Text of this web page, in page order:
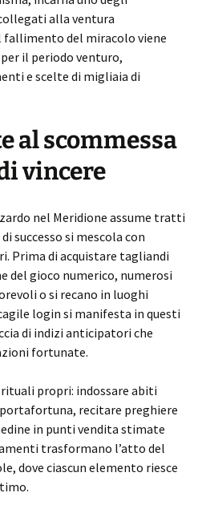
alla ventura
del miracolo viene
il periodo venturo,
e scelte di migliaia di
al scommessa
vincere
nel Meridione assume tratti
successo si mescola con
Prima di acquistare tagliandi
del gioco numerico, numerosi
o si recano in luoghi
login si manifesta in questi
di indizi anticipatori che
fortunate.
propri: indossare abiti
recitare preghiere
in punti vendita stimate
trasformano l’atto del
dove ciascun elemento riesce